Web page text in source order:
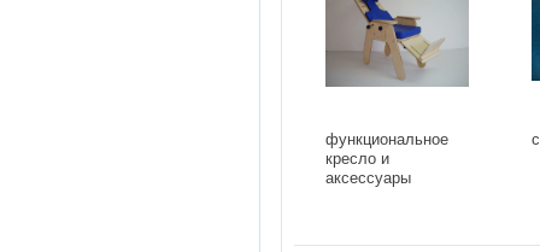
функциональное
кресло и
аксессуары